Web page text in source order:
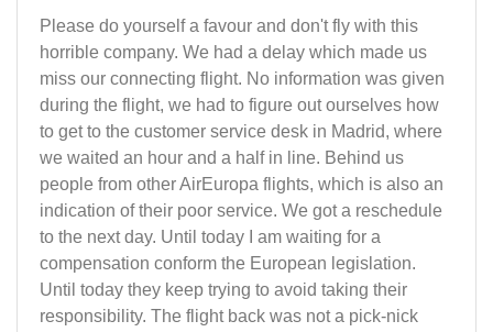
Please do yourself a favour and don't fly with this
horrible company. We had a delay which made us
miss our connecting flight. No information was given
during the flight, we had to figure out ourselves how
to get to the customer service desk in Madrid, where
we waited an hour and a half in line. Behind us
people from other AirEuropa flights, which is also an
indication of their poor service. We got a reschedule
to the next day. Until today I am waiting for a
compensation conform the European legislation.
Until today they keep trying to avoid taking their
responsibility. The flight back was not a pick-nick